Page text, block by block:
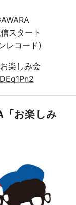
スタート
レコード)
楽しみ会
お楽しみ